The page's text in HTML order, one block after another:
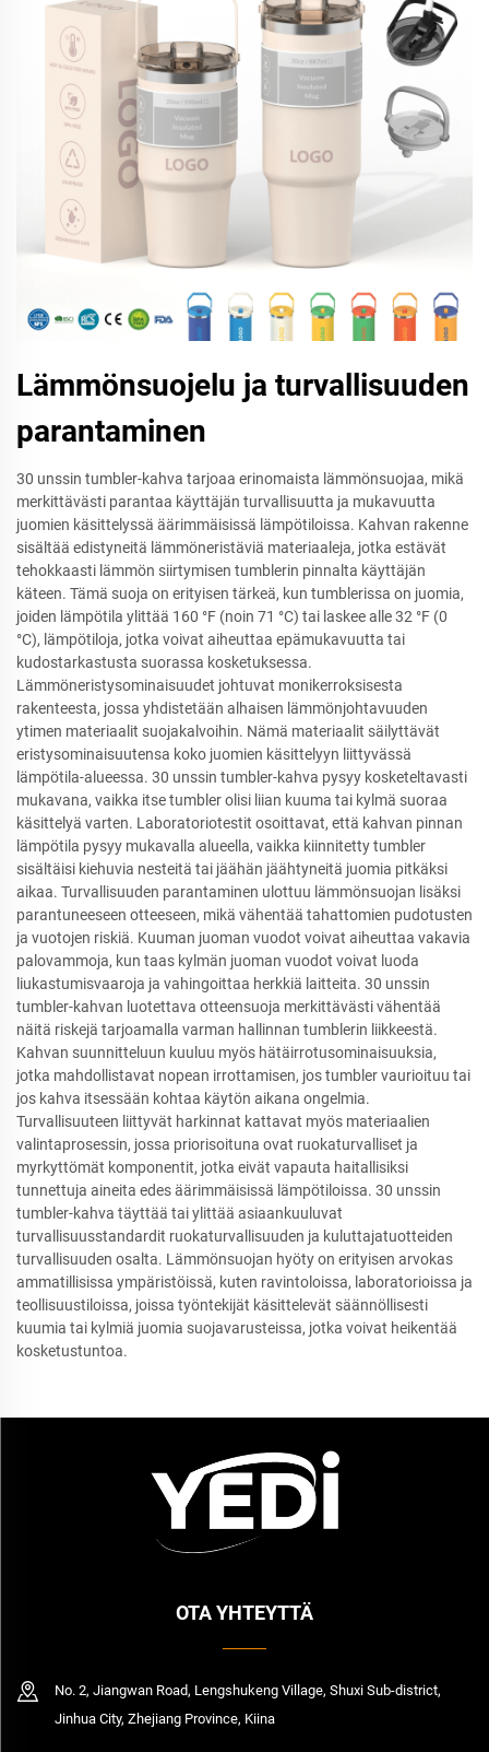
Lämmönsuojelu ja turvallisuuden
parantaminen
30 unssin tumbler-kahva tarjoaa erinomaista lämmönsuojaa, mikä
merkittävästi parantaa käyttäjän turvallisuutta ja mukavuutta
juomien käsittelyssä äärimmäisissä lämpötiloissa. Kahvan rakenne
sisältää edistyneitä lämmöneristäviä materiaaleja, jotka estävät
tehokkaasti lämmön siirtymisen tumblerin pinnalta käyttäjän
käteen. Tämä suoja on erityisen tärkeä, kun tumblerissa on juomia,
joiden lämpötila ylittää 160 °F (noin 71 °C) tai laskee alle 32 °F (0
°C), lämpötiloja, jotka voivat aiheuttaa epämukavuutta tai
kudostarkastusta suorassa kosketuksessa.
Lämmöneristysominaisuudet johtuvat monikerroksisesta
rakenteesta, jossa yhdistetään alhaisen lämmönjohtavuuden
ytimen materiaalit suojakalvoihin. Nämä materiaalit säilyttävät
eristysominaisuutensa koko juomien käsittelyyn liittyvässä
lämpötila-alueessa. 30 unssin tumbler-kahva pysyy kosketeltavasti
mukavana, vaikka itse tumbler olisi liian kuuma tai kylmä suoraa
käsittelyä varten. Laboratoriotestit osoittavat, että kahvan pinnan
lämpötila pysyy mukavalla alueella, vaikka kiinnitetty tumbler
sisältäisi kiehuvia nesteitä tai jäähän jäähtyneitä juomia pitkäksi
aikaa. Turvallisuuden parantaminen ulottuu lämmönsuojan lisäksi
parantuneeseen otteeseen, mikä vähentää tahattomien pudotusten
ja vuotojen riskiä. Kuuman juoman vuodot voivat aiheuttaa vakavia
palovammoja, kun taas kylmän juoman vuodot voivat luoda
liukastumisvaaroja ja vahingoittaa herkkiä laitteita. 30 unssin
tumbler-kahvan luotettava otteensuoja merkittävästi vähentää
näitä riskejä tarjoamalla varman hallinnan tumblerin liikkeestä.
Kahvan suunnitteluun kuuluu myös hätäirrotusominaisuuksia,
jotka mahdollistavat nopean irrottamisen, jos tumbler vaurioituu tai
jos kahva itsessään kohtaa käytön aikana ongelmia.
Turvallisuuteen liittyvät harkinnat kattavat myös materiaalien
valintaprosessin, jossa priorisoituna ovat ruokaturvalliset ja
myrkyttömät komponentit, jotka eivät vapauta haitallisiksi
tunnettuja aineita edes äärimmäisissä lämpötiloissa. 30 unssin
tumbler-kahva täyttää tai ylittää asiaankuuluvat
turvallisuusstandardit ruokaturvallisuuden ja kuluttajatuotteiden
turvallisuuden osalta. Lämmönsuojan hyöty on erityisen arvokas
ammatillisissa ympäristöissä, kuten ravintoloissa, laboratorioissa ja
teollisuustiloissa, joissa työntekijät käsittelevät säännöllisesti
kuumia tai kylmiä juomia suojavarusteissa, jotka voivat heikentää
kosketustuntoa.
OTA YHTEYTTÄ
No. 2, Jiangwan Road, Lengshukeng Village, Shuxi Sub-district,
Jinhua City, Zhejiang Province, Kiina